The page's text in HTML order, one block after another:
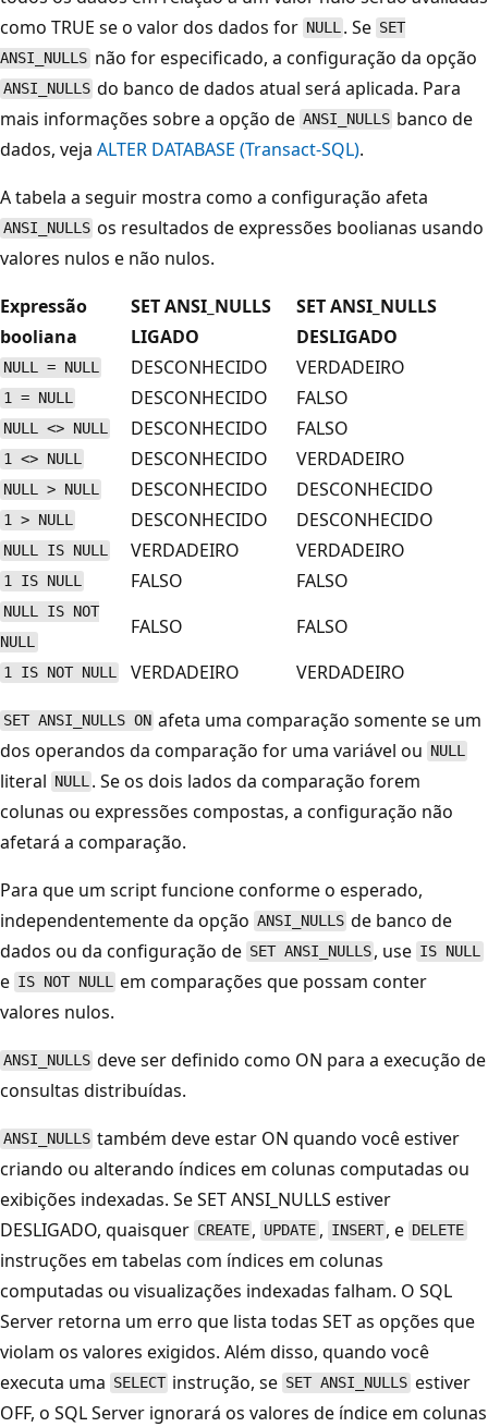
como TRUE se o valor dos dados for NULL . Se SET
ANSI_NULLS não for especificado, a configuração da opção
ANSI_NULLS do banco de dados atual será aplicada. Para
mais informações sobre a opção de ANSI_NULLS banco de
dados, veja ALTER DATABASE (Transact-SQL).
A tabela a seguir mostra como a configuração afeta
ANSI_NULLS os resultados de expressões boolianas usando
valores nulos e não nulos.
Expressão
booliana
SET ANSI_NULLS
LIGADO
SET ANSI_NULLS
DESLIGADO
NULL = NULL DESCONHECIDO VERDADEIRO
1 = NULL DESCONHECIDO FALSO
NULL <> NULL DESCONHECIDO FALSO
1 <> NULL DESCONHECIDO VERDADEIRO
NULL > NULL DESCONHECIDO DESCONHECIDO
1 > NULL DESCONHECIDO DESCONHECIDO
NULL IS NULL VERDADEIRO VERDADEIRO
1 IS NULL FALSO FALSO
NULL IS NOT
NULL
FALSO FALSO
1 IS NOT NULL VERDADEIRO VERDADEIRO
SET ANSI_NULLS ON afeta uma comparação somente se um
dos operandos da comparação for uma variável ou NULL
literal NULL . Se os dois lados da comparação forem
colunas ou expressões compostas, a configuração não
afetará a comparação.
Para que um script funcione conforme o esperado,
independentemente da opção ANSI_NULLS de banco de
dados ou da configuração de SET ANSI_NULLS , use IS NULL
e IS NOT NULL em comparações que possam conter
valores nulos.
ANSI_NULLS deve ser definido como ON para a execução de
consultas distribuídas.
ANSI_NULLS também deve estar ON quando você estiver
criando ou alterando índices em colunas computadas ou
exibições indexadas. Se SET ANSI_NULLS estiver
DESLIGADO, quaisquer CREATE , UPDATE , INSERT , e DELETE
instruções em tabelas com índices em colunas
computadas ou visualizações indexadas falham. O SQL
Server retorna um erro que lista todas SET as opções que
violam os valores exigidos. Além disso, quando você
executa uma SELECT instrução, se SET ANSI_NULLS estiver
OFF, o SQL Server ignorará os valores de índice em colunas